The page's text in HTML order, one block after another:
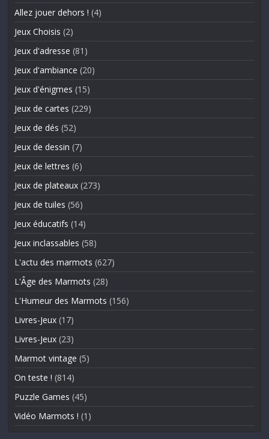
Allez jouer dehors ! (4)
Jeux Choisis (2)
Jeux d'adresse (81)
Jeux d'ambiance (20)
Jeux d'énigmes (15)
Jeux de cartes (229)
Jeux de dés (52)
Jeux de dessin (7)
Jeux de lettres (6)
Jeux de plateaux (273)
Jeux de tuiles (56)
Jeux éducatifs (14)
Jeux inclassables (58)
L'actu des marmots (627)
L'Âge des Marmots (28)
L'Humeur des Marmots (156)
Livres-Jeux (17)
Livres-Jeux (23)
Marmot vintage (5)
On teste ! (814)
Puzzle Games (45)
Vidéo Marmots ! (1)